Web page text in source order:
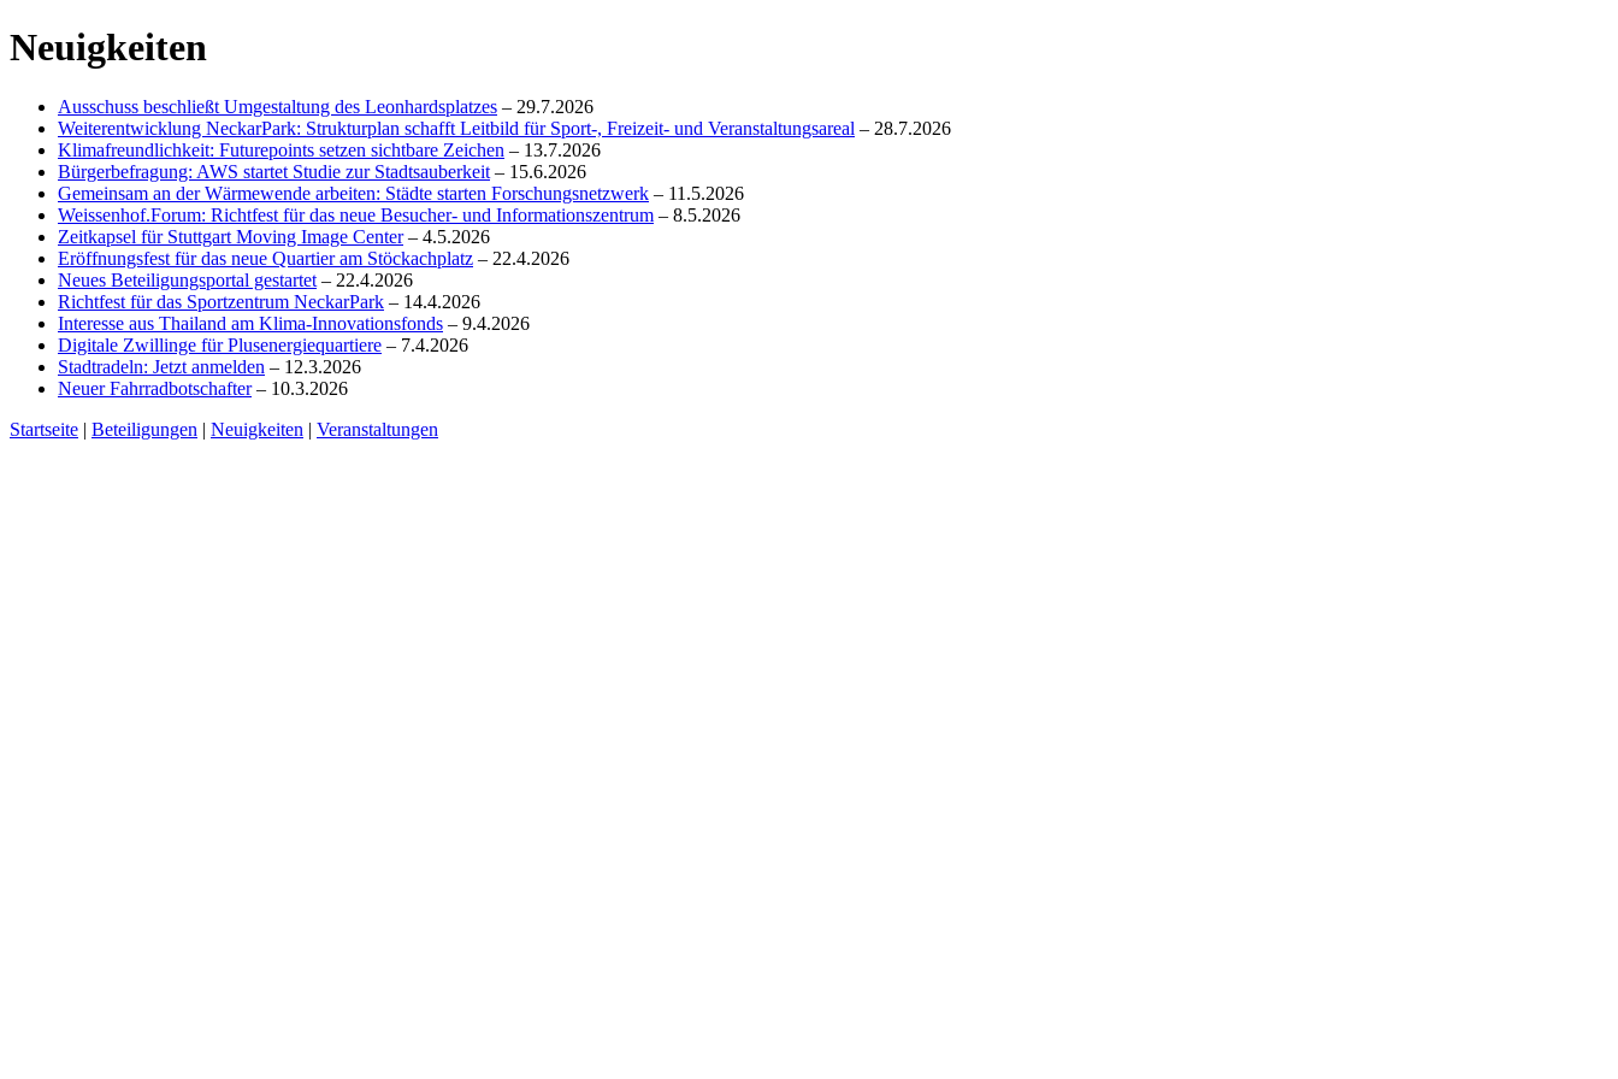
Neuigkeiten
Ausschuss beschließt Umgestaltung des Leonhards­platzes – 29.7.2026
Weiterentwicklung NeckarPark: Strukturplan schafft Leitbild für Sport-, Freizeit- und Veranstaltungsareal – 28.7.2026
Klimafreundlichkeit: Futurepoints setzen sichtbare Zeichen – 13.7.2026
Bürgerbefragung: AWS startet Studie zur Stadtsauberkeit – 15.6.2026
Gemeinsam an der Wärmewende arbeiten: Städte starten Forschungsnetzwerk – 11.5.2026
Weissenhof.Forum: Richtfest für das neue Besucher- und Informationszentrum – 8.5.2026
Zeitkapsel für Stuttgart Moving Image Center– 4.5.2026
Eröffnungsfest für das neue Quartier am Stöckachplatz – 22.4.2026
Neues Beteiligungsportal gestartet – 22.4.2026
Richtfest für das Sportzentrum NeckarPark – 14.4.2026
Interesse aus Thailand am Klima-Innovationsfonds – 9.4.2026
Digitale Zwillinge für Plusenergiequartiere – 7.4.2026
Stadtradeln: Jetzt anmelden – 12.3.2026
Neuer Fahrradbotschafter– 10.3.2026
Startseite | Beteiligungen | Neuigkeiten | Veranstaltungen